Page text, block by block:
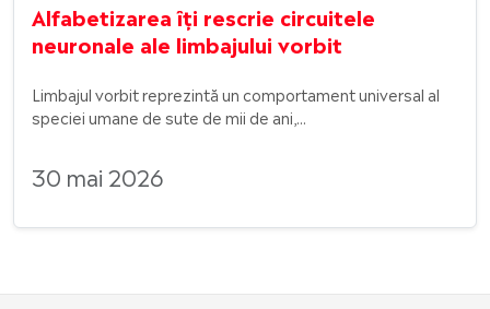
Alfabetizarea îți rescrie circuitele
neuronale ale limbajului vorbit
30 mai 2026
Limbajul vorbit reprezintă un comportament universal al
speciei umane de sute de mii de ani,...